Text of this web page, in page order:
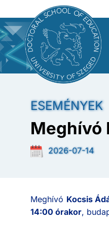
Ugrás a tartalomra
Toggle menu
ESEMÉNYEK
Meghívó
2026-07-14
Meghívó Kocsis
14:00 órakor,